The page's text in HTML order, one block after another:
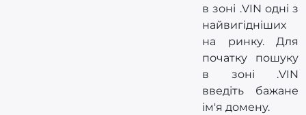
в зоні .VIN одні з
найвигідніших
на ринку. Для
початку пошуку
в зоні .VIN
введіть бажане
ім'я домену.